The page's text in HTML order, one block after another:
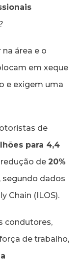
área e o
em xeque
e exigem uma
de
para 4,4
de 20%
, segundo dados
Chain (ILOS).
condutores,
de trabalho,